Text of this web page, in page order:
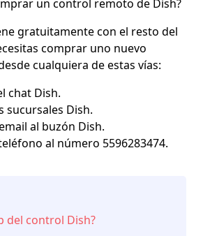
un control remoto de Dish?
gratuitamente con el resto del
comprar uno nuevo
cualquiera de estas vías:
chat Dish.
sucursales Dish.
al buzón Dish.
al número 5596283474.
del control Dish?